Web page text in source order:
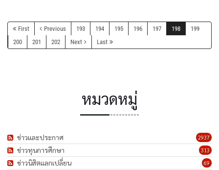
First Previous 193 194 195 196 197 198
199
200
201 202 Next Last
หมวดหมู่
2937
ข่าวและประกาศ
313
ข่าวทุนการศึกษา
69
ข่าวนิสิตแลกเปลี่ยน